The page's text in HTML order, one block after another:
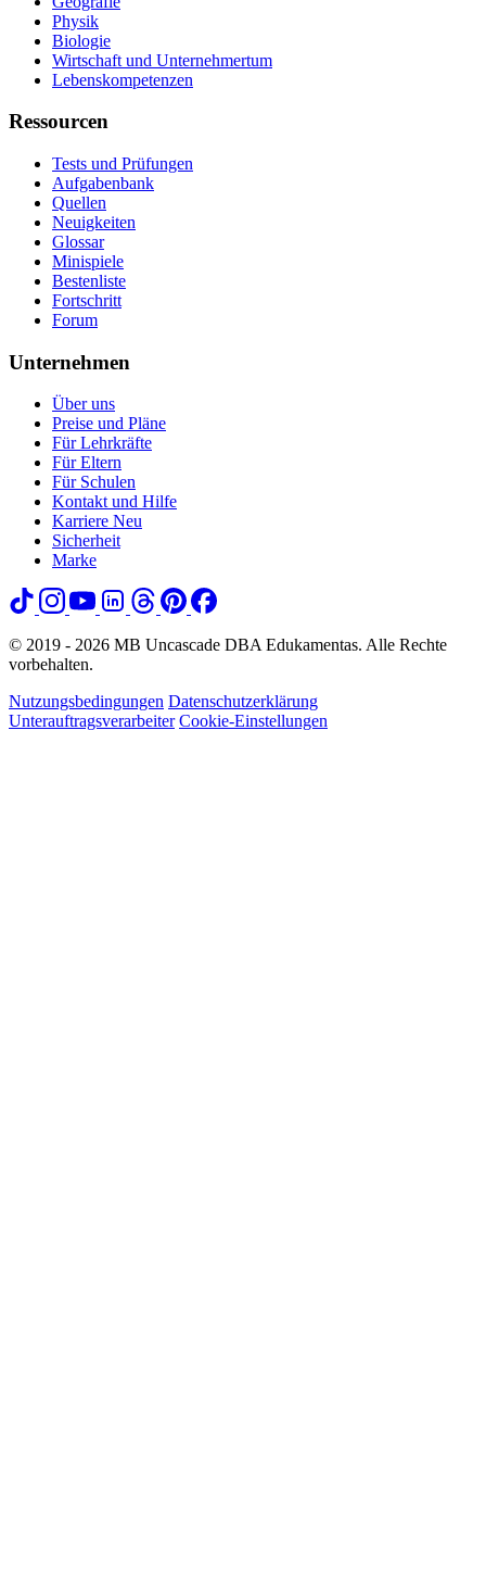
Physik
Biologie
Wirtschaft und Unternehmertum
Lebenskompetenzen
Ressourcen
Tests und Prüfungen
Aufgabenbank
Quellen
Neuigkeiten
Glossar
Minispiele
Bestenliste
Fortschritt
Forum
Unternehmen
Über uns
Preise und Pläne
Für Lehrkräfte
Für Eltern
Für Schulen
Kontakt und Hilfe
Karriere Neu
Sicherheit
Marke
© 2019 - 2026 MB Uncascade DBA Edukamentas. Alle Rechte
vorbehalten.
Nutzungsbedingungen Datenschutzerklärung
Unterauftragsverarbeiter Cookie-Einstellungen